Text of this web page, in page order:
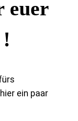
euer
ein paar